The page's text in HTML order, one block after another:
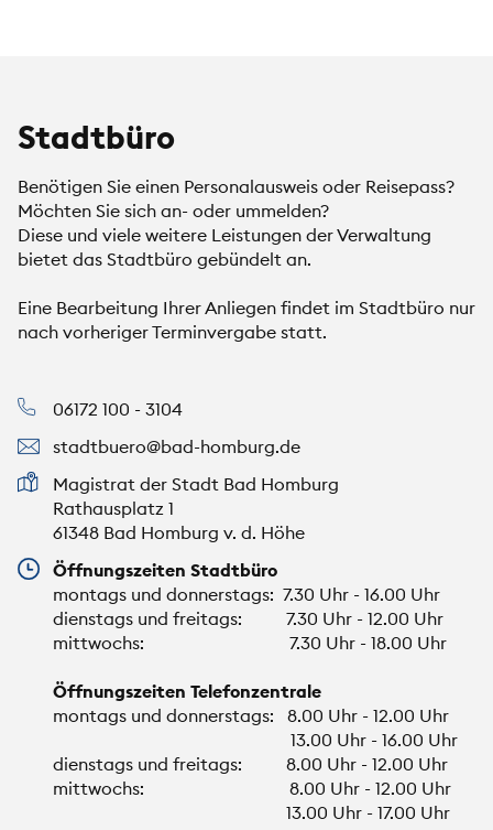
Stadtbüro
Benötigen Sie einen Personalausweis oder Reisepass?
Möchten Sie sich an- oder ummelden?
Diese und viele weitere Leistungen der Verwaltung
bietet das Stadtbüro gebündelt an.
Eine Bearbeitung Ihrer Anliegen findet im Stadtbüro nur
nach vorheriger Terminvergabe statt.
06172 100 - 3104
stadtbuero@bad-homburg.de
Magistrat der Stadt Bad Homburg
Rathausplatz 1
61348 Bad Homburg v. d. Höhe
Öffnungszeiten Stadtbüro
montags und donnerstags: 7.30 Uhr - 16.00 Uhr
dienstags und freitags: 7.30 Uhr - 12.00 Uhr
mittwochs: 7.30 Uhr - 18.00 Uhr
Öffnungszeiten Telefonzentrale
montags und donnerstags: 8.00 Uhr - 12.00 Uhr
13.00 Uhr - 16.00 Uhr
dienstags und freitags: 8.00 Uhr - 12.00 Uhr
mittwochs: 8.00 Uhr - 12.00 Uhr
13.00 Uhr - 17.00 Uhr